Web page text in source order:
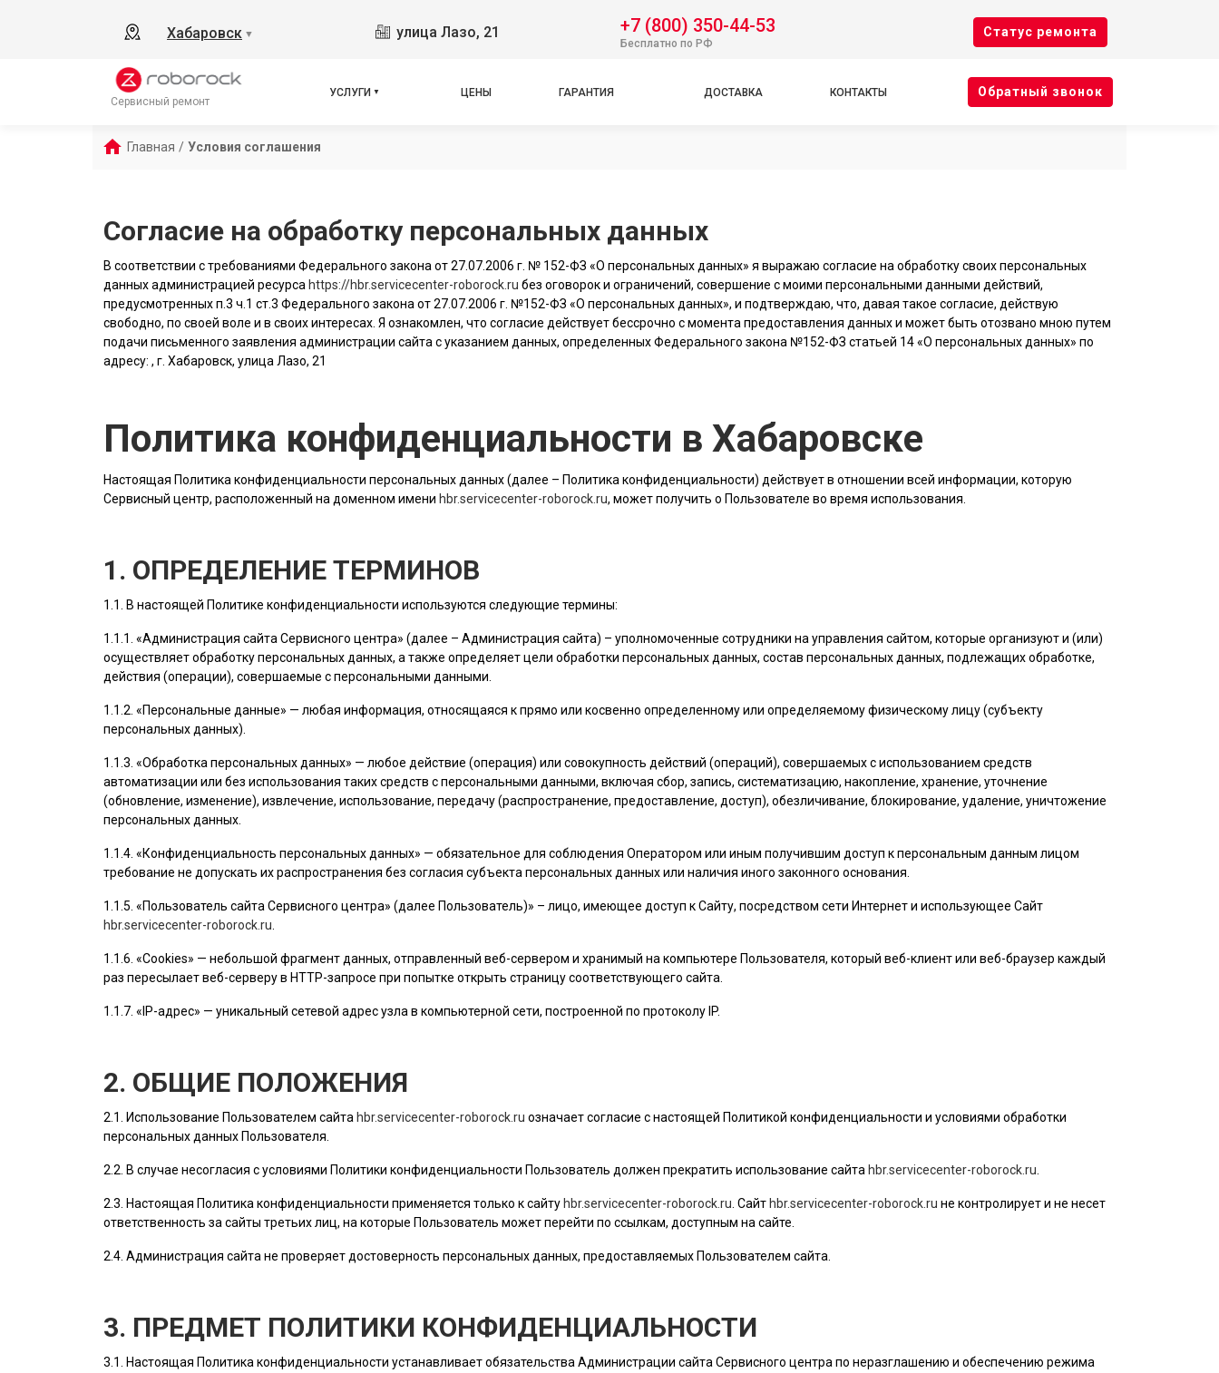
Хабаровск ▼ улица Лазо, 21 +7 (800) 350-44-53
Бесплатно по РФ
Cтатус ремонта
Сервисный ремонт
УСЛУГИ ЦЕНЫ ГАРАНТИЯ ДОСТАВКА КОНТАКТЫ Oбратный звонок
Главная / Условия соглашения
Согласие на обработку персональных данных
В соответствии с требованиями Федерального закона от 27.07.2006 г. № 152-ФЗ «О персональных данных» я выражаю согласие на обработку своих персональных
данных администрацией ресурса https://hbr.servicecenter-roborock.ru без оговорок и ограничений, совершение с моими персональными данными действий,
предусмотренных п.3 ч.1 ст.3 Федерального закона от 27.07.2006 г. №152-ФЗ «О персональных данных», и подтверждаю, что, давая такое согласие, действую
свободно, по своей воле и в своих интересах. Я ознакомлен, что согласие действует бессрочно с момента предоставления данных и может быть отозвано мною путем
подачи письменного заявления администрации сайта с указанием данных, определенных Федерального закона №152-ФЗ статьей 14 «О персональных данных» по
адресу: , г. Хабаровск, улица Лазо, 21
Политика конфиденциальности в Хабаровске
Настоящая Политика конфиденциальности персональных данных (далее – Политика конфиденциальности) действует в отношении всей информации, которую
Сервисный центр, расположенный на доменном имени hbr.servicecenter-roborock.ru, может получить о Пользователе во время использования.
1. ОПРЕДЕЛЕНИЕ ТЕРМИНОВ
1.1. В настоящей Политике конфиденциальности используются следующие термины:
1.1.1. «Администрация сайта Сервисного центра» (далее – Администрация сайта) – уполномоченные сотрудники на управления сайтом, которые организуют и (или)
осуществляет обработку персональных данных, а также определяет цели обработки персональных данных, состав персональных данных, подлежащих обработке,
действия (операции), совершаемые с персональными данными.
1.1.2. «Персональные данные» — любая информация, относящаяся к прямо или косвенно определенному или определяемому физическому лицу (субъекту
персональных данных).
1.1.3. «Обработка персональных данных» — любое действие (операция) или совокупность действий (операций), совершаемых с использованием средств
автоматизации или без использования таких средств с персональными данными, включая сбор, запись, систематизацию, накопление, хранение, уточнение
(обновление, изменение), извлечение, использование, передачу (распространение, предоставление, доступ), обезличивание, блокирование, удаление, уничтожение
персональных данных.
1.1.4. «Конфиденциальность персональных данных» — обязательное для соблюдения Оператором или иным получившим доступ к персональным данным лицом
требование не допускать их распространения без согласия субъекта персональных данных или наличия иного законного основания.
1.1.5. «Пользователь сайта Сервисного центра» (далее Пользователь)» – лицо, имеющее доступ к Сайту, посредством сети Интернет и использующее Сайт
hbr.servicecenter-roborock.ru
1.1.6. «Cookies» — небольшой фрагмент данных, отправленный веб-сервером и хранимый на компьютере Пользователя, который веб-клиент или веб-браузер каждый
раз пересылает веб-серверу в HTTP-запросе при попытке открыть страницу соответствующего сайта.
1.1.7. «IP-адрес» — уникальный сетевой адрес узла в компьютерной сети, построенной по протоколу IP.
2. ОБЩИЕ ПОЛОЖЕНИЯ
2.1. Использование Пользователем сайта hbr.servicecenter-roborock.ru означает согласие с настоящей Политикой конфиденциальности и условиями обработки
персональных данных Пользователя
2.2. В случае несогласия с условиями Политики конфиденциальности Пользователь должен прекратить использование сайта hbr.servicecenter-roborock.ru
2.3. Настоящая Политика конфиденциальности применяется только к сайту hbr.servicecenter-roborock.ru . Сайт hbr.servicecenter-roborock.ru не контролирует и не несет
ответственность за сайты третьих лиц, на которые Пользователь может перейти по ссылкам, доступным на сайте.
2.4. Администрация сайта не проверяет достоверность персональных данных, предоставляемых Пользователем сайта.
3. ПРЕДМЕТ ПОЛИТИКИ КОНФИДЕНЦИАЛЬНОСТИ
3.1. Настоящая Политика конфиденциальности устанавливает обязательства Администрации сайта Сервисного центра по неразглашению и обеспечению режима